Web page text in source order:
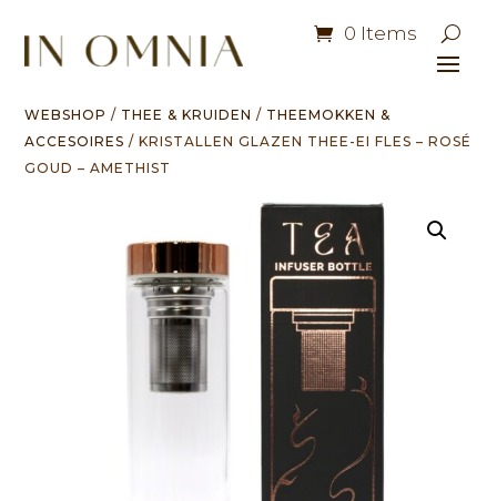
0 Items
WEBSHOP / THEE & KRUIDEN / THEEMOKKEN &
ACCESOIRES / KRISTALLEN GLAZEN THEE-EI FLES – ROSÉ
GOUD – AMETHIST